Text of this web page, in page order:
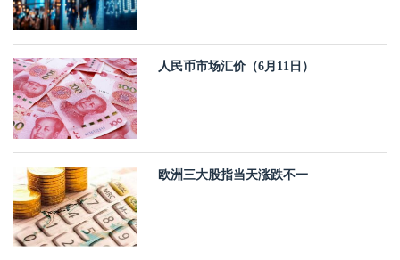
人民币市场汇价（6月11日）
欧洲三大股指当天涨跌不一